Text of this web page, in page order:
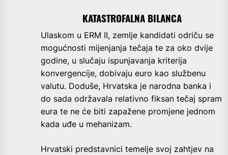
KATASTROFALNA BILANCA
Ulaskom u ERM II, zemlje kandidati odriču se
mogućnosti mijenjanja tečaja te za oko dvije
godine, u slučaju ispunjavanja kriterija
konvergencije, dobivaju euro kao službenu
valutu. Doduše, Hrvatska je narodna banka i
do sada održavala relativno fiksan tečaj spram
eura te ne će biti zapažene promjene jednom
kada uđe u mehanizam.
Hrvatski predstavnici temelje svoj zahtjev na